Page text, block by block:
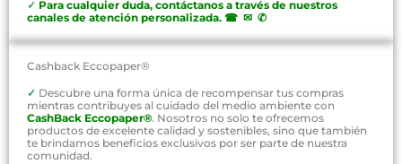
✓ Para cualquier duda, contáctanos a través de nuestros
canales de atención personalizada. ☎ ✉ ✆
Cashback Eccopaper®
✓ Descubre una forma única de recompensar tus compras
mientras contribuyes al cuidado del medio ambiente con
CashBack Eccopaper®. Nosotros no solo te ofrecemos
productos de excelente calidad y sostenibles, sino que también
te brindamos beneficios exclusivos por ser parte de nuestra
comunidad.